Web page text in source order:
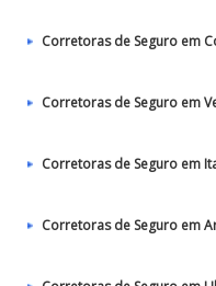
Corretoras de Seguro em
Corretoras de Seguro em
Corretoras de Seguro em
Corretoras de Seguro em